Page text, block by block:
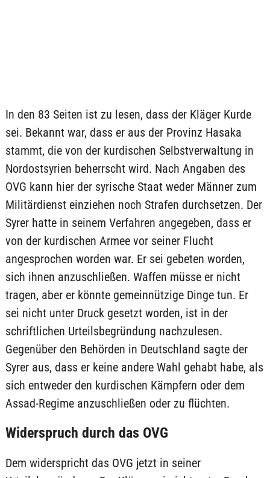
In den 83 Seiten ist zu lesen, dass der Kläger Kurde
sei. Bekannt war, dass er aus der Provinz Hasaka
stammt, die von der kurdischen Selbstverwaltung in
Nordostsyrien beherrscht wird. Nach Angaben des
OVG kann hier der syrische Staat weder Männer zum
Militärdienst einziehen noch Strafen durchsetzen. Der
Syrer hatte in seinem Verfahren angegeben, dass er
von der kurdischen Armee vor seiner Flucht
angesprochen worden war. Er sei gebeten worden,
sich ihnen anzuschließen. Waffen müsse er nicht
tragen, aber er könnte gemeinnützige Dinge tun. Er
sei nicht unter Druck gesetzt worden, ist in der
schriftlichen Urteilsbegründung nachzulesen.
Gegenüber den Behörden in Deutschland sagte der
Syrer aus, dass er keine andere Wahl gehabt habe, als
sich entweder den kurdischen Kämpfern oder dem
Assad-Regime anzuschließen oder zu flüchten.
Widerspruch durch das OVG
Dem widerspricht das OVG jetzt in seiner